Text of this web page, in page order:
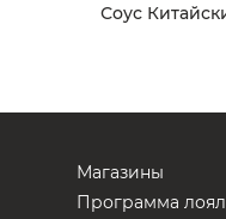
Соус
Магазины
Программа